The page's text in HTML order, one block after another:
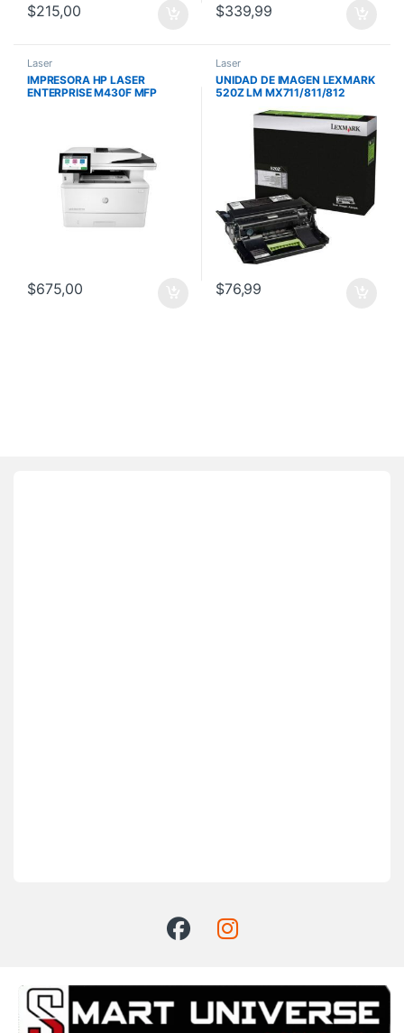
$215,00 $339,99
Laser
IMPRESORA HP LASER
ENTERPRISE M430F MFP
$675,00
Laser
UNIDAD DE IMAGEN LEXMARK
520Z LM MX711/811/812
$76,99